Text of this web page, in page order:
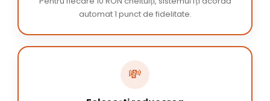
automat 1 punct de fidelitate.
💸